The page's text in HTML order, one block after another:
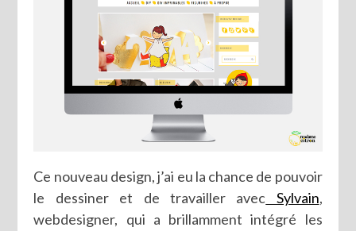
Ce nouveau design, j’ai eu la chance de pouvoir
le dessiner et de travailler avec Sylvain,
webdesigner, qui a brillamment intégré les